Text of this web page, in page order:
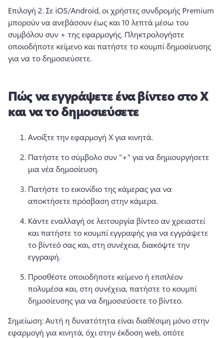
Επιλογή 2. Σε iOS/Android, οι χρήστες συνδρομής Premium
μπορούν να ανεβάσουν έως και 10 λεπτά μέσω του
συμβόλου συν + της εφαρμογής. Πληκτρολογήστε
οποιοδήποτε κείμενο και πατήστε το κουμπί δημοσίευσης
για να το δημοσιεύσετε.
Πώς να εγγράψετε ένα βίντεο στο X
και να το δημοσιεύσετε
Ανοίξτε την εφαρμογή X για κινητά.
Πατήστε το σύμβολο συν "+" για να δημιουργήσετε
μια νέα δημοσίευση.
Πατήστε το εικονίδιο της κάμερας για να
αποκτήσετε πρόσβαση στην κάμερα.
Κάντε εναλλαγή σε λειτουργία βίντεο αν χρειαστεί
και πατήστε το κουμπί εγγραφής για να εγγράψετε
το βίντεό σας και, στη συνέχεια, διακόψτε την
εγγραφή.
Προσθέστε οποιοδήποτε κείμενο ή επιπλέον
πολυμέσα και, στη συνέχεια, πατήστε το κουμπί
δημοσίευσης για να δημοσιεύσετε το βίντεο.
Σημείωση: Αυτή η δυνατότητα είναι διαθέσιμη μόνο στην
εφαρμογή για κινητά, όχι στην έκδοση web, οπότε